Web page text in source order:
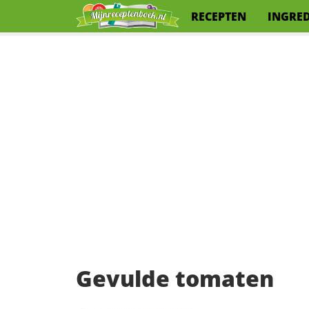
RECEPTEN
Gevulde tomaten